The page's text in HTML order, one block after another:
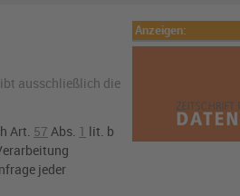
ausschließlich die
Art. 57 Abs. 1 lit. b
jeder
Anzeigen: